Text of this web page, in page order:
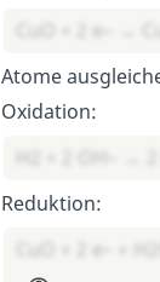
CuO + 2 e– →
Atome
Oxidation:
H2 + 2 OH– → 2
Reduktion:
CuO + 2 e– +